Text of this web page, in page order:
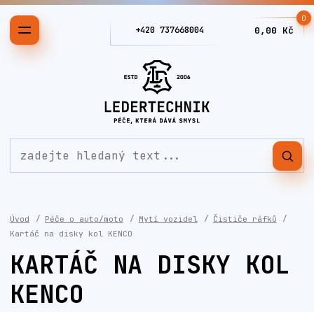
+420 737668004
0
0,00 Kč
Úvod Péče o auto/moto Mytí vozidel
Čističe ráfků
Kartáč na disky kol KENCO
KARTÁČ NA DISKY KOL
KENCO